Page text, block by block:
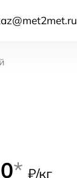
* ₽/кг